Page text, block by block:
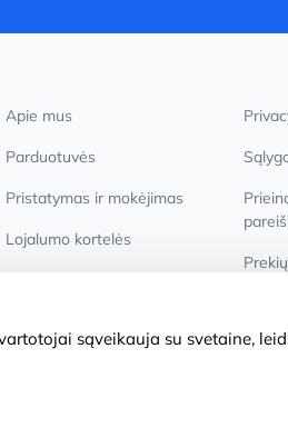
Apie mus
Parduotuvės
Pristatymas ir mokėjimas
Lojalumo kortelės
sąveikauja su svetaine,